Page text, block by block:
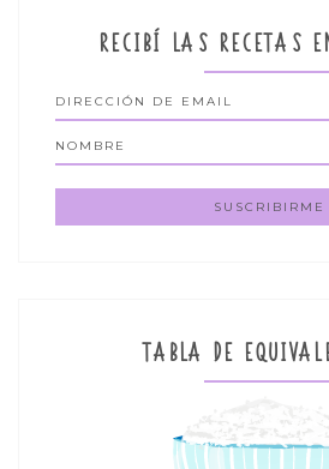
RECIBÍ LAS RECETAS
TABLA DE